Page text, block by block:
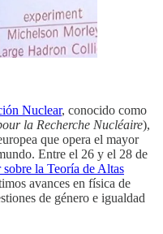
Nuclear, conocido como
la Recherche Nucléaire),
que opera el mayor
Entre el 26 y el 28 de
sobre la Teoría de Altas
avances en física de
de género e igualdad